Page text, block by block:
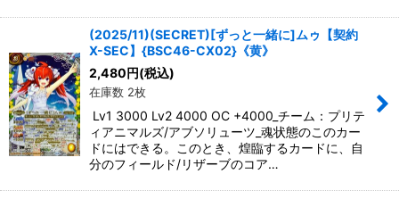
(2025/11)(SECRET)[ずっと一緒に]ムゥ【契約
X-SEC】{BSC46-CX02}《黄》
2,480 円(税込)
在庫数 2枚
Lv1 3000 Lv2 4000 OC +4000_チーム：プリテ
ィアニマルズ/アブソリューツ_魂状態のこのカー
ドにはできる。このとき、煌臨するカードに、自
分のフィールド/リザーブのコア…